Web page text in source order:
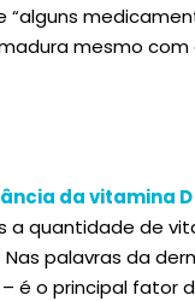
mesmo
da vitamina D
quantidade de
palavras da
é o principal fator